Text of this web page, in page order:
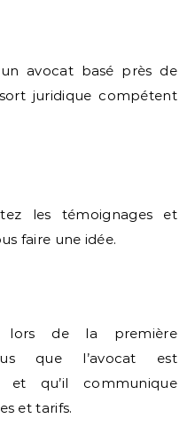
avocat basé près de
juridique compétent
les témoignages et
faire une idée.
de la première
que l’avocat est
et qu’il communique
et tarifs.